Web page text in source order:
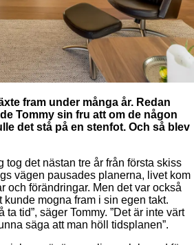
fram under många år. Redan
Tommy sin fru att om de någon
det stå på en stenfot. Och så blev
tog det nästan tre år från första skiss
vägen pausades planerna, livet kom
och förändringar. Men det var också
kunde mogna fram i sin egen takt.
ta tid”, säger Tommy. ”Det är inte värt
säga att man höll tidsplanen”.